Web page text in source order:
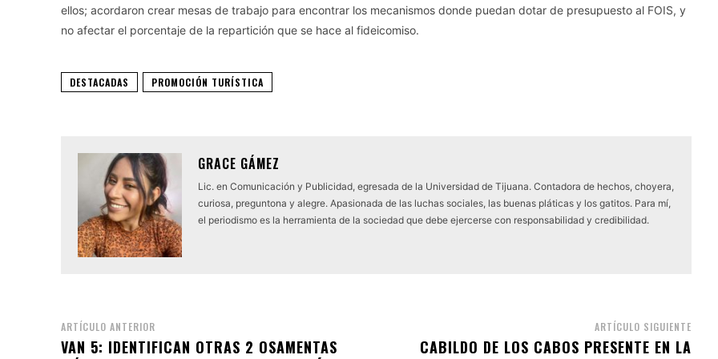
ellos; acordaron crear mesas de trabajo para encontrar los mecanismos donde puedan dotar de presupuesto al FOIS, y
no afectar el porcentaje de la repartición que se hace al fideicomiso.
DESTACADAS PROMOCIÓN TURÍSTICA
GRACE GÁMEZ
Lic. en Comunicación y Publicidad, egresada de la Universidad de Tijuana. Contadora de hechos, choyera,
curiosa, preguntona y alegre. Apasionada de las luchas sociales, las buenas pláticas y los gatitos. Para mí,
el periodismo es la herramienta de la sociedad que debe ejercerse con responsabilidad y credibilidad.
ARTÍCULO ANTERIOR
VAN 5: IDENTIFICAN OTRAS 2 OSAMENTAS
ARTÍCULO SIGUIENTE
CABILDO DE LOS CABOS PRESENTE EN LA